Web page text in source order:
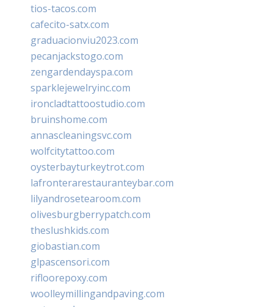
tios-tacos.com
cafecito-satx.com
graduacionviu2023.com
pecanjackstogo.com
zengardendayspa.com
sparklejewelryinc.com
ironcladtattoostudio.com
bruinshome.com
annascleaningsvc.com
wolfcitytattoo.com
oysterbayturkeytrot.com
lafronterarestauranteybar.com
lilyandrosetearoom.com
olivesburgberrypatch.com
theslushkids.com
giobastian.com
glpascensori.com
rifloorepoxy.com
woolleymillingandpaving.com